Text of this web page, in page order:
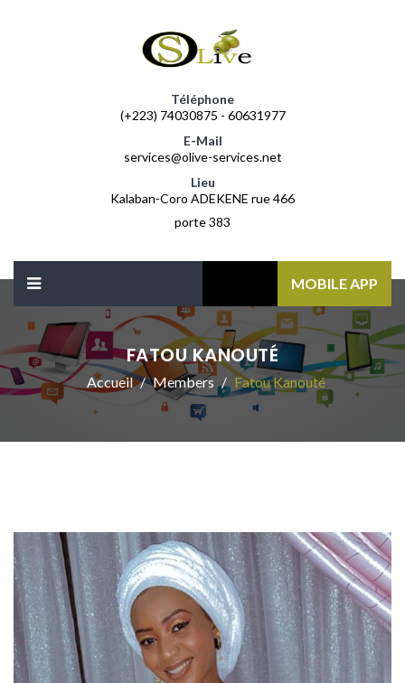
Téléphone
(+223) 74030875 - 60631977
E-Mail
services@olive-services.net
Lieu
Kalaban-Coro ADEKENE rue 466
porte 383
MOBILE APP
FATOU KANOUTÉ
Accueil Members Fatou Kanouté